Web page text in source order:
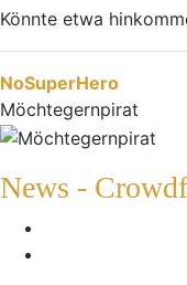
Könnte etwa
Nach oben
NoSuperHero
Möchtegernpirat
News -